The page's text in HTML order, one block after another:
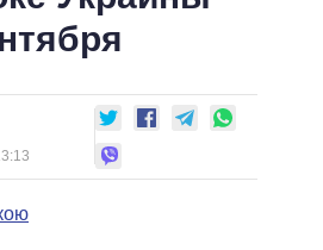
ОБЩЕСТВО
МИР
ВИДЕО
ПОЛИТИКОВ